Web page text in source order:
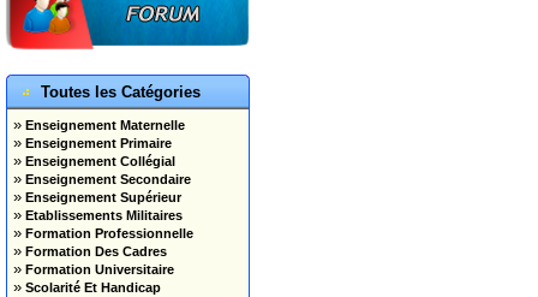
Toutes les Catégories
» Enseignement Maternelle
» Enseignement Primaire
» Enseignement Collégial
» Enseignement Secondaire
» Enseignement Supérieur
» Etablissements Militaires
» Formation Professionnelle
» Formation Des Cadres
» Formation Universitaire
» Scolarité Et Handicap